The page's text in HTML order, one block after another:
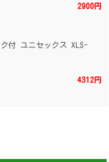
2900円
付 ユニセックス XLS-
4312円